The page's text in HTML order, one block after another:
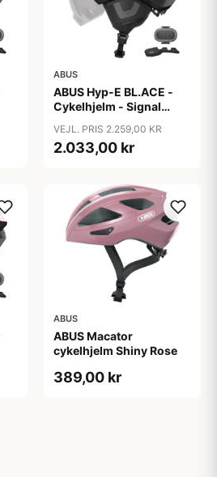
ABUS
ABUS Hyp-E BL.ACE -
Cykelhjelm - Signal
cm
VEJL. PRIS 2.259,00 KR
2.033,00 kr
ABUS
ABUS Macator
cykelhjelm Shiny Rose
389,00 kr